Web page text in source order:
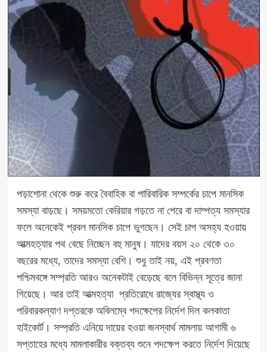
পড়াশোনা থেকে শুরু করে বৈবাহিক বা পারিবারিক সম্পর্কের চাপে মানসিক
সমস্যা বাড়ছে। সময়মতো কেরিয়ার গড়তে না পেরে বা দাম্পত্য সমস্যার
ফলে অনেকেই প্রবল মানসিক চাপে ভুগছেন। সেই চাপ অসহ্য হওয়ায়
আত্মহত্যার পথ বেছে নিচ্ছেন বহু মানুষ। যাদের বয়স ২০ থেকে ৩০
বছরের মধ্যে, তাদের সমস্যা বেশি। শুধু তাই নয়, এই প্রবণতা
পশ্চিমবঙ্গে সম্প্রতি আরও অনেকটাই বেড়েছে বলে বিভিন্ন সূত্রে জানা
গিয়েছে। আর তাই আত্মহত্যা প্রতিরোধে রাজ্যের স্বাস্থ্য ও
পরিবারকল্যাণ দপ্তরকে অবিলম্বে পদক্ষেপের নির্দেশ দিল কলকাতা
হাইকোর্ট। সম্প্রতি এনিয়ে দায়ের হওয়া জনস্বার্থ মামলায় আগামী ৬
সপ্তাহের মধ্যে মামলাকারীর বক্তব্য শুনে পদক্ষেপ করতে নির্দেশ দিয়েছে